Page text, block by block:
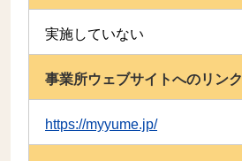
実施していない
事業所ウェブサイトへのリンク
https://myyume.jp/